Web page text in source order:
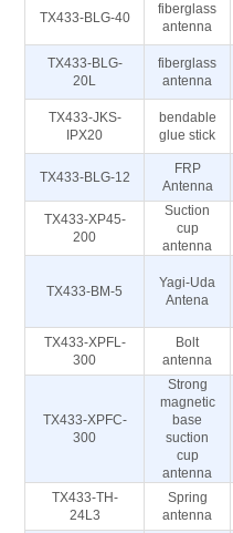
TX433-BLG-40
fiberglass
antenna
TX433-BLG-
20L
fiberglass
antenna
TX433-JKS-
IPX20
bendable
glue stick
TX433-BLG-12
FRP
Antenna
TX433-XP45-
200
Suction
cup
antenna
TX433-BM-5
Yagi-Uda
Antena
TX433-XPFL-
300
Bolt
antenna
TX433-XPFC-
300
Strong
magnetic
base
suction
cup
antenna
TX433-TH-
24L3
Spring
antenna